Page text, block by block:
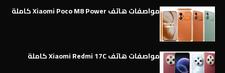
مواصفات هاتف Xiaomi Poco M8 Power كاملة
مواصفات هاتف Xiaomi Redmi 17C كاملة